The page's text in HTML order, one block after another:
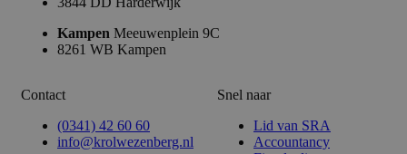
Kampen Meeuwenplein 9C
8261 WB Kampen
Contact
(0341) 42 60 60
info@krolwezenberg.nl
Snel naar
Lid van SRA
Accountancy